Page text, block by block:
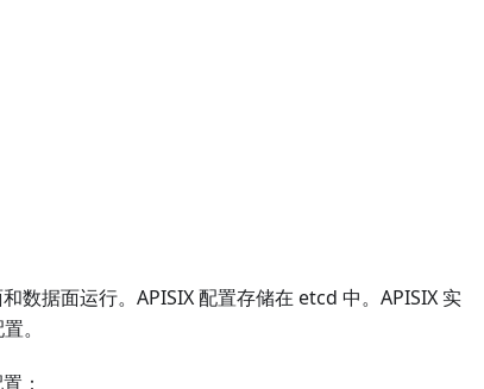
数据面运行。APISIX 配置存储在 etcd 中。APISIX 实
。
：